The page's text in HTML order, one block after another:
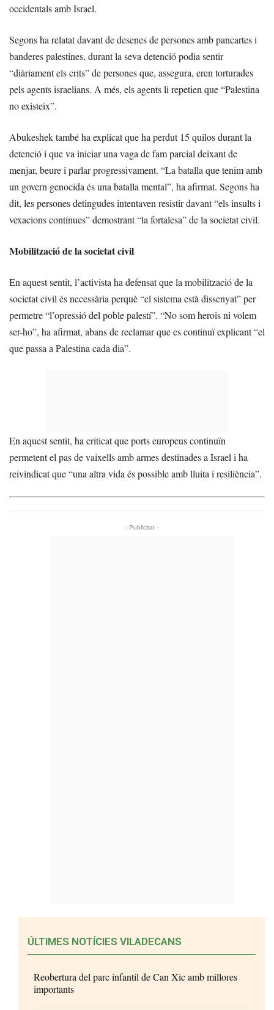
occidentals amb Israel.
Segons ha relatat davant de desenes de persones amb pancartes i
banderes palestines, durant la seva detenció podia sentir
“diàriament els crits” de persones que, assegura, eren torturades
pels agents israelians. A més, els agents li repetien que “Palestina
no existeix”.
Abukeshek també ha explicat que ha perdut 15 quilos durant la
detenció i que va iniciar una vaga de fam parcial deixant de
menjar, beure i parlar progressivament. “La batalla que tenim amb
un govern genocida és una batalla mental”, ha afirmat. Segons ha
dit, les persones detingudes intentaven resistir davant “els insults i
vexacions contínues” demostrant “la fortalesa” de la societat civil.
Mobilització de la societat civil
En aquest sentit, l’activista ha defensat que la mobilització de la
societat civil és necessària perquè “el sistema està dissenyat” per
permetre “l’opressió del poble palestí”. “No som herois ni volem
ser-ho”, ha afirmat, abans de reclamar que es continuï explicant “el
que passa a Palestina cada dia”.
En aquest sentit, ha criticat que ports europeus continuïn
permetent el pas de vaixells amb armes destinades a Israel i ha
reivindicat que “una altra vida és possible amb lluita i resiliència”.
- Publicitat -
ÚLTIMES NOTÍCIES VILADECANS
Reobertura del parc infantil de Can Xic amb millores
importants